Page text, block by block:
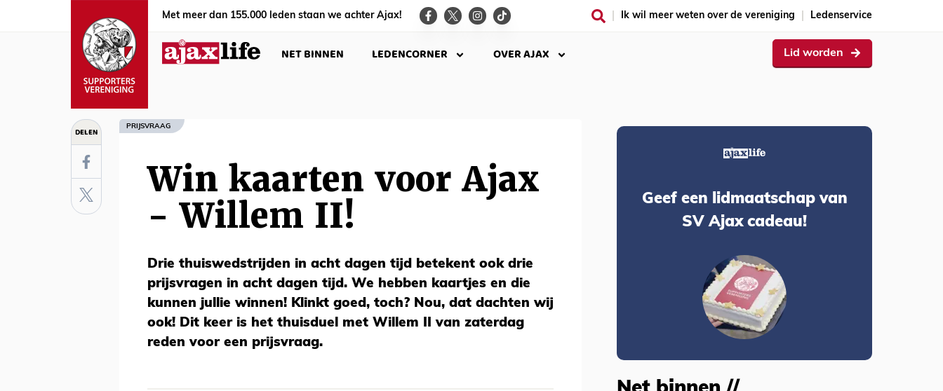
Met meer dan 155.000 leden staan we achter Ajax! Ik wil meer weten over de vereniging Ledenservice
NET BINNEN LEDENCORNER OVER AJAX Lid worden
DELEN PRIJSVRAAG
Win kaarten voor Ajax
- Willem II!
Drie thuiswedstrijden in acht dagen tijd betekent ook drie
prijsvragen in acht dagen tijd. We hebben kaartjes en die
kunnen jullie winnen! Klinkt goed, toch? Nou, dat dachten wij
ook! Dit keer is het thuisduel met Willem II van zaterdag
reden voor een prijsvraag.
Geef een lidmaatschap van
SV Ajax cadeau!